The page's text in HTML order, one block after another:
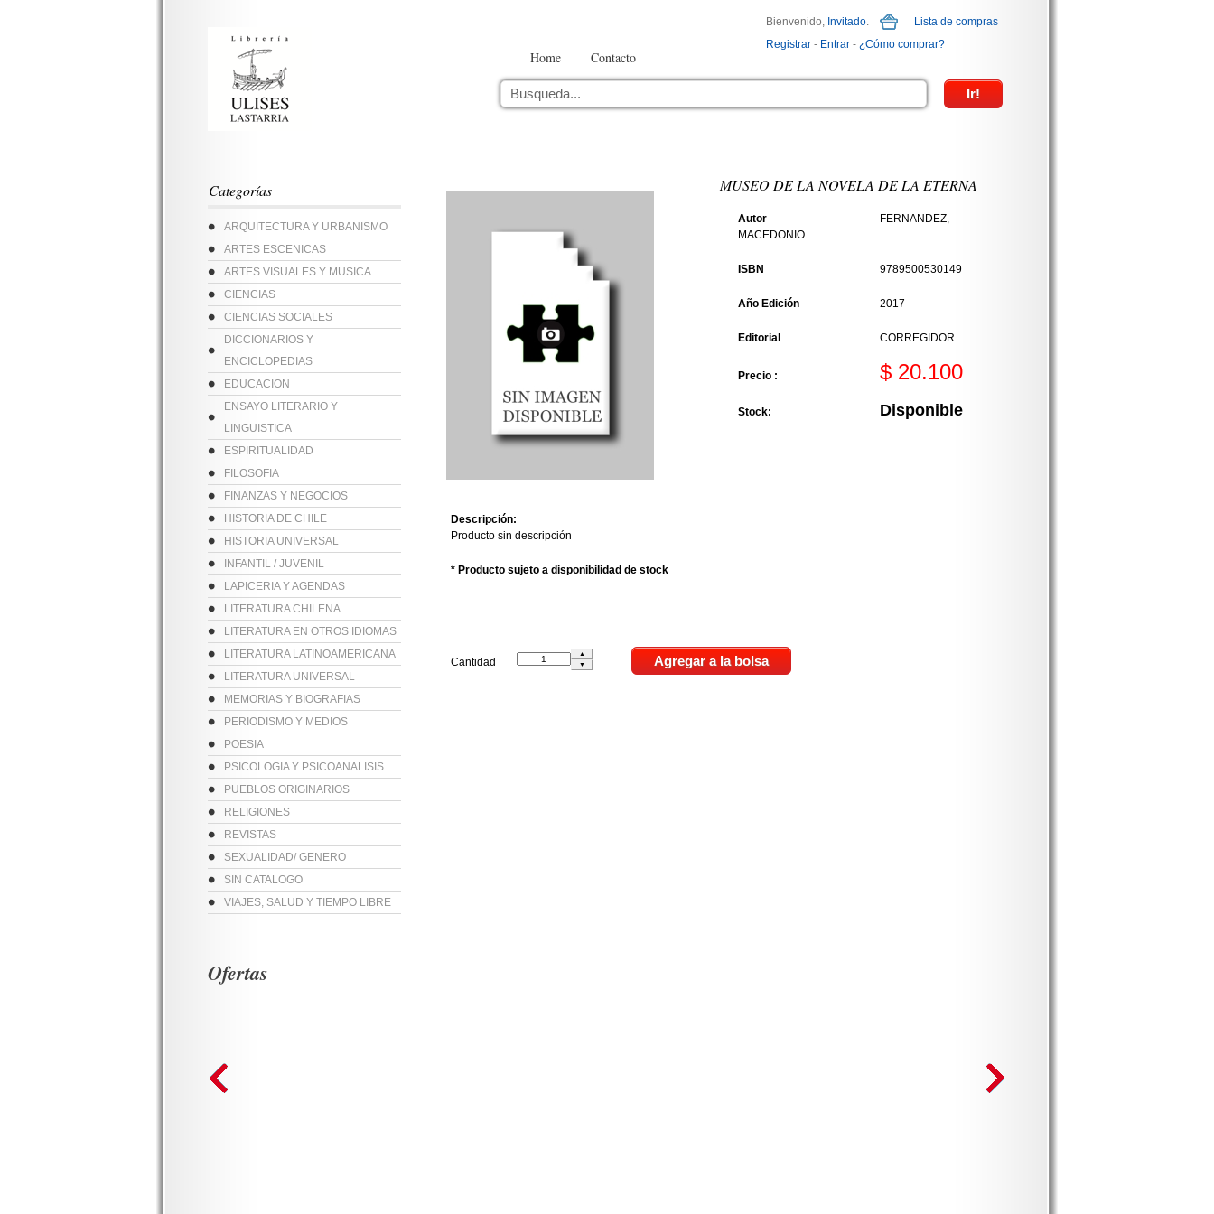
Home Contacto
Bienvenido, Invitado.
Lista de compras
Registrar - Entrar - ¿Cómo comprar?
Categorías
ARQUITECTURA Y URBANISMO
ARTES ESCENICAS
ARTES VISUALES Y MUSICA
CIENCIAS
CIENCIAS SOCIALES
DICCIONARIOS Y
ENCICLOPEDIAS
EDUCACION
ENSAYO LITERARIO Y
LINGUISTICA
ESPIRITUALIDAD
FILOSOFIA
FINANZAS Y NEGOCIOS
HISTORIA DE CHILE
HISTORIA UNIVERSAL
INFANTIL / JUVENIL
LAPICERIA Y AGENDAS
LITERATURA CHILENA
LITERATURA EN OTROS IDIOMAS
LITERATURA LATINOAMERICANA
LITERATURA UNIVERSAL
MEMORIAS Y BIOGRAFIAS
PERIODISMO Y MEDIOS
POESIA
PSICOLOGIA Y PSICOANALISIS
PUEBLOS ORIGINARIOS
RELIGIONES
REVISTAS
SEXUALIDAD/ GENERO
SIN CATALOGO
VIAJES, SALUD Y TIEMPO LIBRE
MUSEO DE LA NOVELA DE LA ETERNA
Autor
FERNANDEZ,
MACEDONIO
ISBN 9789500530149
Año Edición 2017
Editorial CORREGIDOR
Precio : $ 20.100
Stock: Disponible
Descripción:
Producto sin descripción
* Producto sujeto a disponibilidad de stock
Cantidad
Ofertas